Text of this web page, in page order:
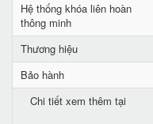
Hệ thống khóa liên hoàn
thông minh
Thương hiệu
Bảo hành
Chi tiết xem thêm tại